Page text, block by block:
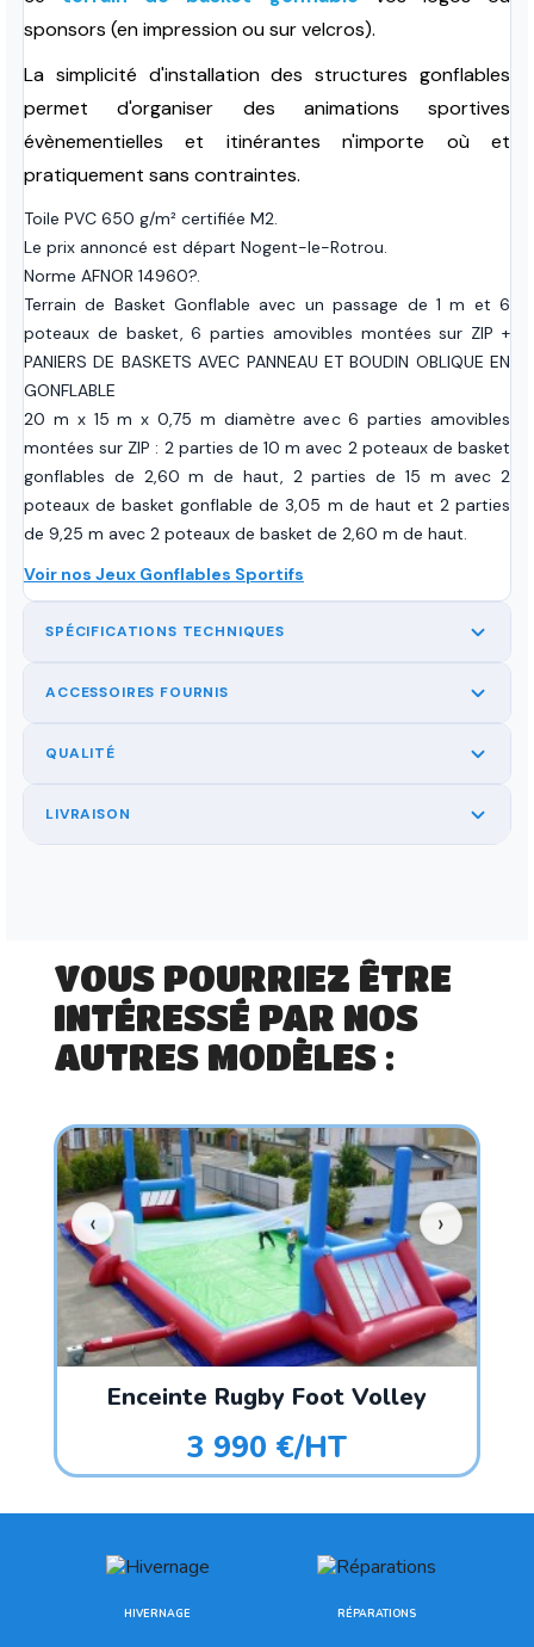
sponsors (en impression ou sur velcros).
La simplicité d'installation des structures gonflables
permet d'organiser des animations sportives
évènementielles et itinérantes n'importe où et
pratiquement sans contraintes.
Toile PVC 650 g/m² certifiée M2.
Le prix annoncé est départ Nogent-le-Rotrou.
Norme AFNOR 14960?.
Terrain de Basket Gonflable avec un passage de 1 m et 6
poteaux de basket, 6 parties amovibles montées sur ZIP +
PANIERS DE BASKETS AVEC PANNEAU ET BOUDIN OBLIQUE EN
GONFLABLE
20 m x 15 m x 0,75 m diamètre avec 6 parties amovibles
montées sur ZIP : 2 parties de 10 m avec 2 poteaux de basket
gonflables de 2,60 m de haut, 2 parties de 15 m avec 2
poteaux de basket gonflable de 3,05 m de haut et 2 parties
de 9,25 m avec 2 poteaux de basket de 2,60 m de haut.
Voir nos Jeux Gonflables Sportifs
SPÉCIFICATIONS TECHNIQUES
ACCESSOIRES FOURNIS
QUALITÉ
LIVRAISON
VOUS POURRIEZ ÊTRE
INTÉRESSÉ PAR NOS
AUTRES MODÈLES :
Enceinte Rugby Foot Volley
3 990 €/HT
HIVERNAGE RÉPARATIONS